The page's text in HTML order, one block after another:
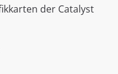
der Catalyst